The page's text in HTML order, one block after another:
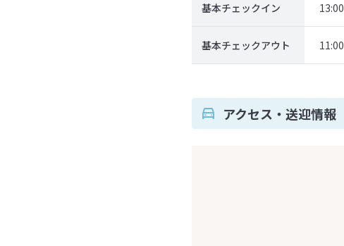
基本チェックイン 13:00
基本チェックアウト 11:00
アクセス・送迎情報